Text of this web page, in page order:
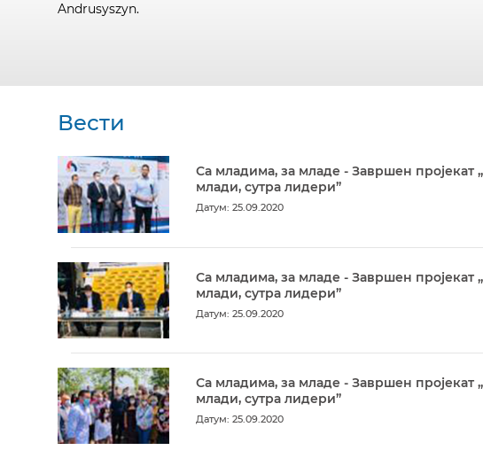
Andrusyszyn.
Вести
Са младима, за младе - Завршен пројекат
млади, сутра лидери”
Датум: 25.09.2020
Са младима, за младе - Завршен пројекат
млади, сутра лидери”
Датум: 25.09.2020
Са младима, за младе - Завршен пројекат
млади, сутра лидери”
Датум: 25.09.2020